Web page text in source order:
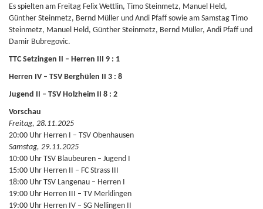
Es spielten am Freitag Felix Wettlin, Timo Steinmetz, Manuel Held,
Günther Steinmetz, Bernd Müller und Andi Pfaff sowie am Samstag Timo
Steinmetz, Manuel Held, Günther Steinmetz, Bernd Müller, Andi Pfaff und
Damir Bubregovic.
TTC Setzingen II – Herren III 9 : 1
Herren IV – TSV Berghülen II 3 : 8
Jugend II – TSV Holzheim II 8 : 2
Vorschau
Freitag, 28.11.2025
20:00 Uhr Herren I – TSV Obenhausen
Samstag, 29.11.2025
10:00 Uhr TSV Blaubeuren – Jugend I
15:00 Uhr Herren II – FC Strass III
18:00 Uhr TSV Langenau – Herren I
19:00 Uhr Herren III – TV Merklingen
19:00 Uhr Herren IV – SG Nellingen II